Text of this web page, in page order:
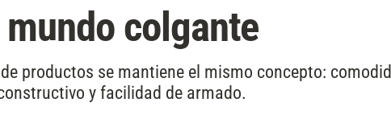
mundo colgante
productos se mantiene el mismo concepto:
y facilidad de armado.